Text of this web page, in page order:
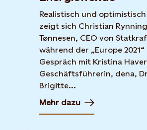
Realistisch und
zeigt sich Christian
Tønnesen, CEO von
während der „Europe 2021“
Gespräch mit Kristina
Geschäftsführerin, dena,
Brigitte...
Mehr dazu